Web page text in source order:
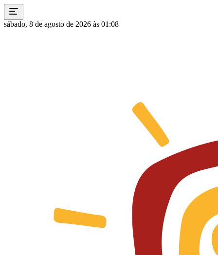
sábado, 8 de agosto de 2026 às 01:08